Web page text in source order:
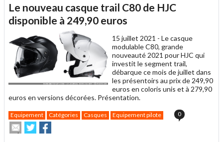
à
Le nouveau casque trail C80 de HJC
disponible à 249,90 euros
15 juillet 2021 - Le casque
modulable C80, grande
nouveauté 2021 pour HJC qui
investit le segment trail,
débarque ce mois de juillet dans
les présentoirs au prix de 249,90
euros en coloris unis et à 279,90
euros en versions décorées. Présentation.
Equipement Catégories Casques Equipement pilote 0
Envoyer
cet
Partager
sur
sur